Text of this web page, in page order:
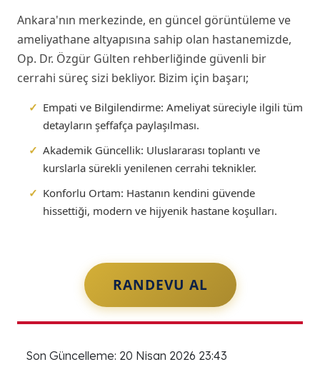
Ankara'nın merkezinde, en güncel görüntüleme ve
ameliyathane altyapısına sahip olan hastanemizde,
Op. Dr. Özgür Gülten rehberliğinde güvenli bir
cerrahi süreç sizi bekliyor. Bizim için başarı;
✓ Empati ve Bilgilendirme: Ameliyat süreciyle ilgili tüm
detayların şeffafça paylaşılması.
✓ Akademik Güncellik: Uluslararası toplantı ve
kurslarla sürekli yenilenen cerrahi teknikler.
✓ Konforlu Ortam: Hastanın kendini güvende
hissettiği, modern ve hijyenik hastane koşulları.
RANDEVU AL
Son Güncelleme: 20 Nisan 2026 23:43